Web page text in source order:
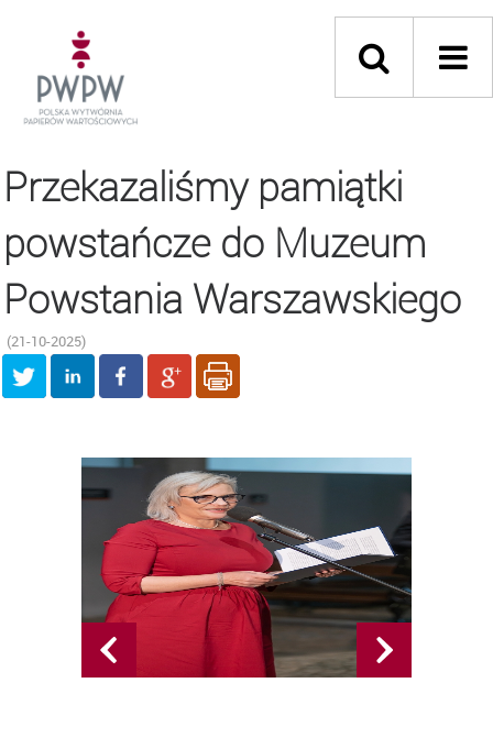
Przekazaliśmy pamiątki
powstańcze do Muzeum
Powstania Warszawskiego
(21-10-2025)